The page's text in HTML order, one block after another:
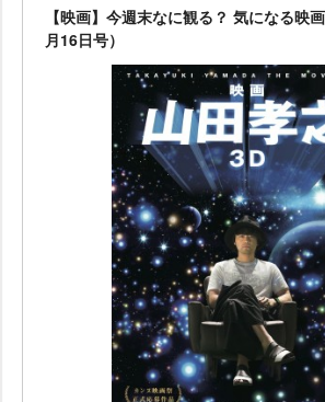
【映画】今週末なに観る？ 気になる映
月16日号）